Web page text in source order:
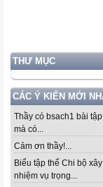
THƯ MỤC
CÁC Ý KIẾN MỚI
Thầy có bsach1 bài
mà có...
Cảm ơn thầy!...
Biểu tập thể Chi bộ
nhiệm vụ trọng...